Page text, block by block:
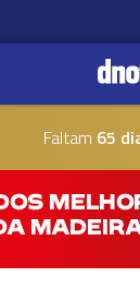
Faltam 65